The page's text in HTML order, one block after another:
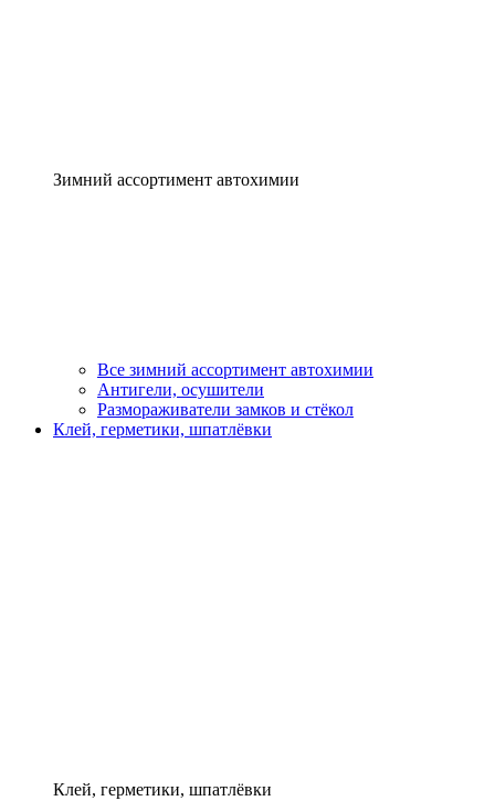
Зимний ассортимент автохимии
Все зимний ассортимент автохимии
Антигели, осушители
Размораживатели замков и стёкол
Клей, герметики, шпатлёвки
Клей, герметики, шпатлёвки